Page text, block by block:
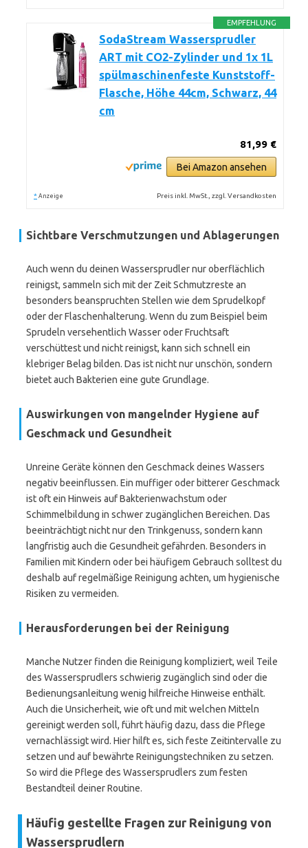
EMPFEHLUNG
SodaStream Wassersprudler
ART mit CO2-Zylinder und 1x 1L
spülmaschinenfeste Kunststoff-
Flasche, Höhe 44cm, Schwarz, 44
cm
81,99 €
Bei Amazon ansehen
* Anzeige Preis inkl. MwSt., zzgl. Versandkosten
Sichtbare Verschmutzungen und Ablagerungen
Auch wenn du deinen Wassersprudler nur oberflächlich
reinigst, sammeln sich mit der Zeit Schmutzreste an
besonders beanspruchten Stellen wie dem Sprudelkopf
oder der Flaschenhalterung. Wenn du zum Beispiel beim
Sprudeln versehentlich Wasser oder Fruchtsaft
verschüttest und nicht reinigst, kann sich schnell ein
klebriger Belag bilden. Das ist nicht nur unschön, sondern
bietet auch Bakterien eine gute Grundlage.
Auswirkungen von mangelnder Hygiene auf
Geschmack und Gesundheit
Unreine Geräte können den Geschmack deines Wassers
negativ beeinflussen. Ein muffiger oder bitterer Geschmack
ist oft ein Hinweis auf Bakterienwachstum oder
Schimmelbildung in schwer zugänglichen Bereichen. Das
beeinträchtigt nicht nur den Trinkgenuss, sondern kann
langfristig auch die Gesundheit gefährden. Besonders in
Familien mit Kindern oder bei häufigem Gebrauch solltest du
deshalb auf regelmäßige Reinigung achten, um hygienische
Risiken zu vermeiden.
Herausforderungen bei der Reinigung
Manche Nutzer finden die Reinigung kompliziert, weil Teile
des Wassersprudlers schwierig zugänglich sind oder die
Bedienungsanleitung wenig hilfreiche Hinweise enthält.
Auch die Unsicherheit, wie oft und mit welchen Mitteln
gereinigt werden soll, führt häufig dazu, dass die Pflege
vernachlässigt wird. Hier hilft es, sich feste Zeitintervalle zu
setzen und auf bewährte Reinigungstechniken zu setzen.
So wird die Pflege des Wassersprudlers zum festen
Bestandteil deiner Routine.
Häufig gestellte Fragen zur Reinigung von
Wassersprudlern